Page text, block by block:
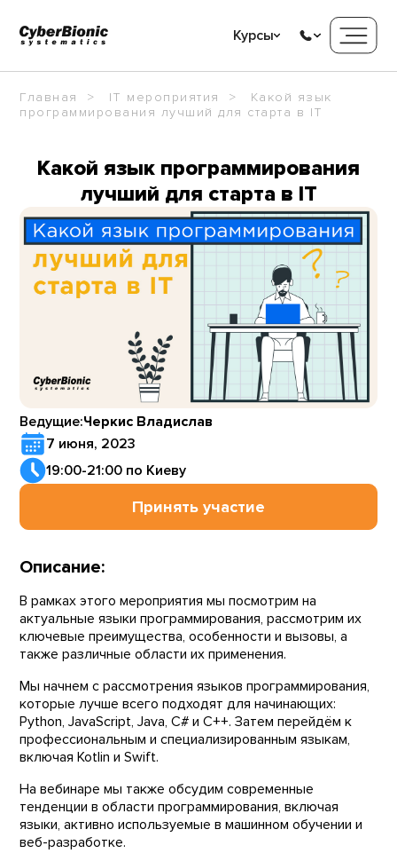
Курсы
Главная IT мероприятия
Какой язык
программирования лучший для старта в IT
Какой язык программирования
лучший для старта в IT
7 июня, 2023
19:00-21:00 по Киеву
Ведущие:Черкис Владислав
Принять участие
Описание:
В рамках этого мероприятия мы посмотрим на
актуальные языки программирования, рассмотрим их
ключевые преимущества, особенности и вызовы, а
также различные области их применения.
Мы начнем с рассмотрения языков программирования,
которые лучше всего подходят для начинающих:
Python, JavaScript, Java, C# и C++. Затем перейдём к
профессиональным и специализированным языкам,
включая Kotlin и Swift.
На вебинаре мы также обсудим современные
тенденции в области программирования, включая
языки, активно используемые в машинном обучении и
веб-разработке.